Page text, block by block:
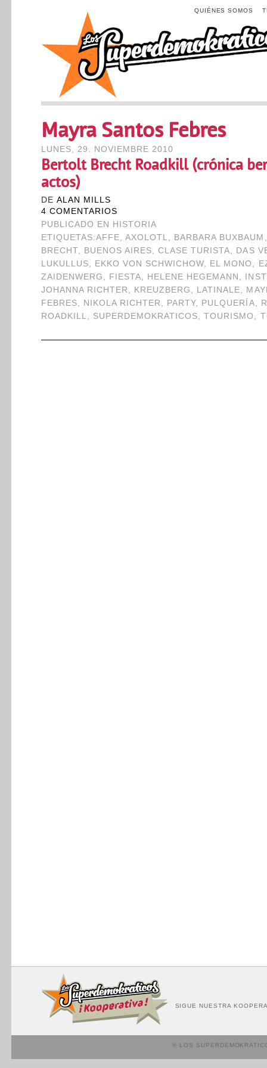
QUIÉNES SOMOS
Mayra Santos Febres
LUNES, 29. NOVIEMBRE 2010
Bertolt Brecht Roadkill (crónica
actos)
DE ALAN MILLS
4 COMENTARIOS
PUBLICADO EN
HISTORIA
ETIQUETAS:AFFE, AXOLOTL, BARBARA BUXBAUM
BRECHT, BUENOS AIRES,CLASE TURISTA, DAS
LUKULLUS, EKKO VON SCHWICHOW, EL MONO ,
ZAIDENWERG , FIESTA, HELENE HEGEMANN ,
JOHANNA RICHTER , KREUZBERG , LATINALE,
FEBRES, NIKOLA RICHTER , PARTY, PULQUERÍA,
ROADKILL, SUPERDEMOKRATICOS,TOURISMO ,
SIGUE NUESTRA
© LOS